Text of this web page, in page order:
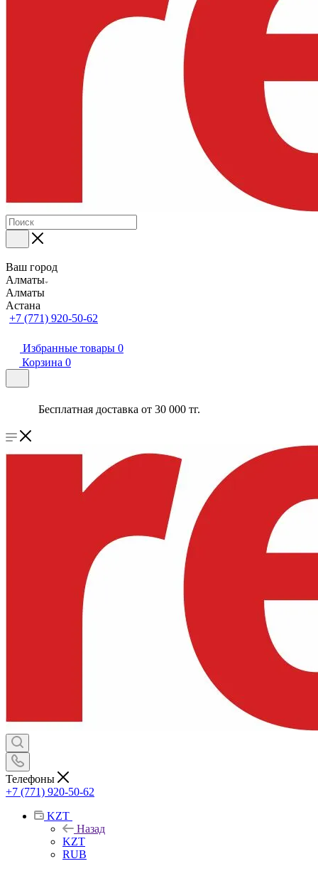
Ваш город
Алматы
Алматы
Астана
+7 (771) 920-50-62
Избранные товары 0
Корзина 0
Бесплатная доставка от 30 000 тг.
Телефоны
+7 (771) 920-50-62
KZT
Назад
KZT
RUB